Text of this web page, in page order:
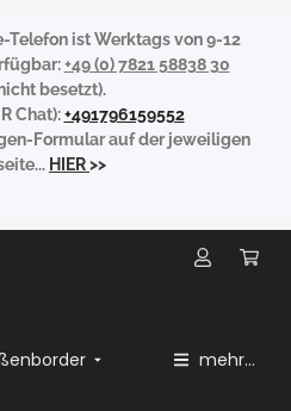
Telefon ist Werktags von 9-12
+49 (0) 7821 58838 30
besetzt).
Chat):+491796159552
Formular auf der jeweiligen
HIER>>
mehr...